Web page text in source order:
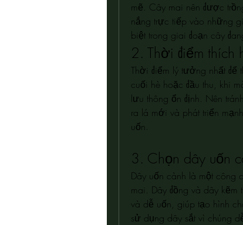
mẽ. Cây mai nên được
nắng trực tiếp vào những
biệt trong giai đoạn cây
2. Thời điểm thích
Thời điểm lý tưởng nhất
cuối hè hoặc đầu thu, khi
lưu thông ổn định. Nên
ra lá mới và phát triển
uốn.
3. Chọn dây uốn
Dây uốn cành là một công
mai. Dây đồng và dây
và dễ uốn, giúp tạo hình
sử dụng dây sắt vì chúng